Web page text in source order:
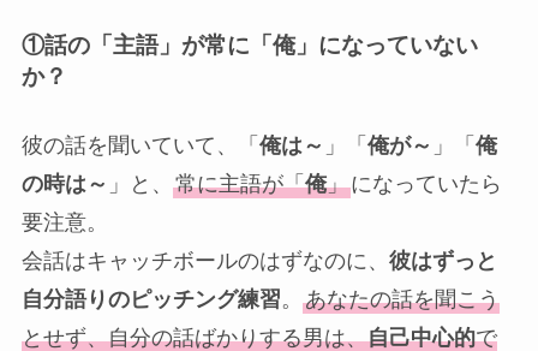
①話の「主語」が常に「俺」になっていない
か？
彼の話を聞いていて、「 俺は～ 」「 俺が～ 」「 俺
の時は～ 」と、 常に主語が「俺」になっていたら
要注意。
会話はキャッチボールのはずなのに、 彼はずっと
自分語りのピッチング練習。 あなたの話を聞こう
とせず、自分の話ばかりする男は、自己中心的で